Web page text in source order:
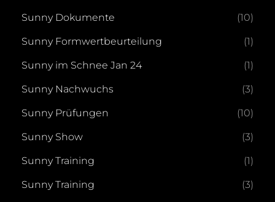
Sunny Dokumente (10)
Sunny Formwertbeurteilung (1)
Sunny im Schnee Jan 24 (1)
Sunny Nachwuchs (3)
Sunny Prüfungen (10)
Sunny Show (3)
Sunny Training (1)
Sunny Training (3)